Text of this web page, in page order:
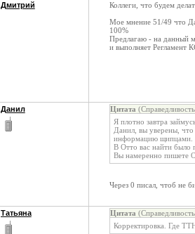
Дмитрий
Коллеги, что будем
Мое мнение 51/49 что
100%
Предлагаю - на данный
и выполняет Регламент
Данил Цитата
Я плотно завтра
Данил, вы уверены, что
информацию щипцами.
В Отто вас найти было
Вы намеренно пишете
Через 0 писал, чтоб не
Татьяна Цитата
Корректировка. Где